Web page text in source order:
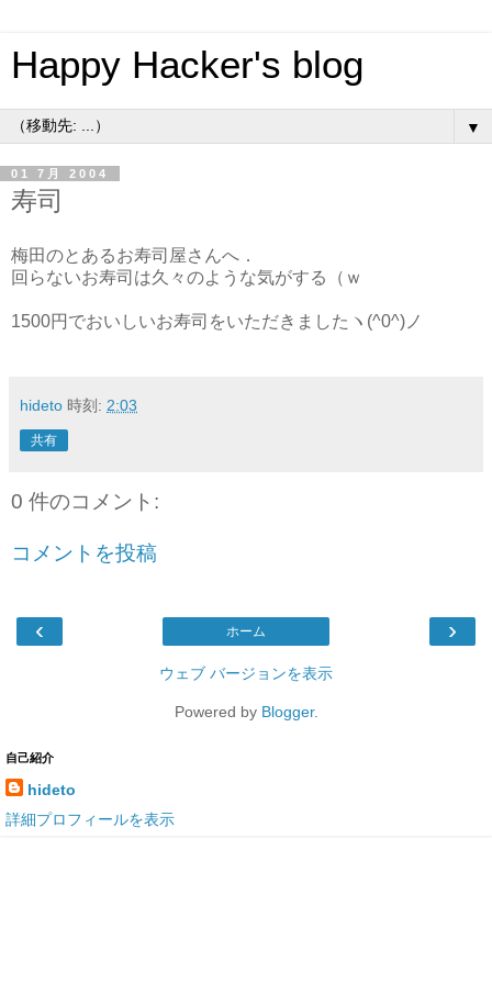
Happy Hacker's blog
▼
01 7月 2004
寿司
梅田のとあるお寿司屋さんへ．
回らないお寿司は久々のような気がする（ｗ
1500円でおいしいお寿司をいただきましたヽ(^0^)ノ
hideto 時刻: 2:03
共有
0 件のコメント:
コメントを投稿
‹ ›
ホーム
ウェブ バージョンを表示
Powered by Blogger.
自己紹介
hideto
詳細プロフィールを表示